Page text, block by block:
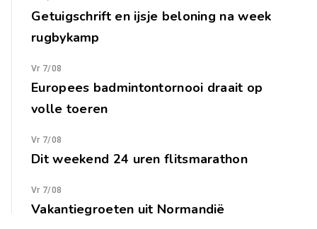
Getuigschrift en ijsje beloning na week
rugbykamp
Vr 7/08
Europees badmintontornooi draait op
volle toeren
Vr 7/08
Dit weekend 24 uren flitsmarathon
Vr 7/08
Vakantiegroeten uit Normandië